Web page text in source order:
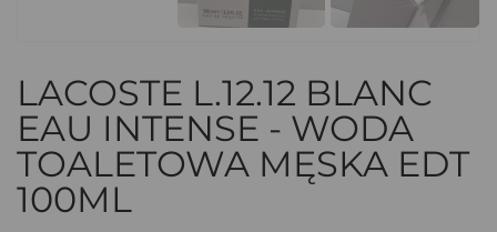
LACOSTE L.12.12 BLANC
EAU INTENSE - WODA
TOALETOWA MĘSKA EDT
100ML